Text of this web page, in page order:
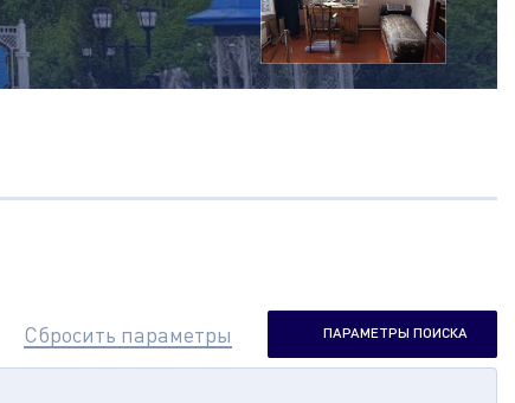
Сбросить параметры ПАРАМЕТРЫ ПОИСКА